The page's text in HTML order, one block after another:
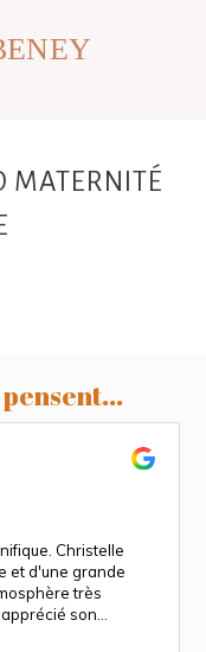
MATERNITÉ
Christelle
et d'une grande
très
son